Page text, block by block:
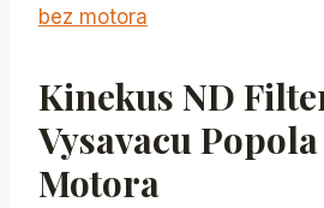
Kinekus ND
Vysavacu Popola
Motora